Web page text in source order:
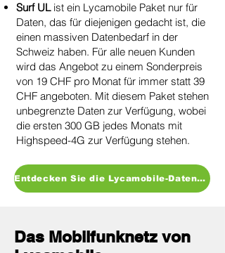
Surf UList ein Lycamobile Paket nur für
Daten, das für diejenigen gedacht ist, die
einen massiven Datenbedarf in der
Schweiz haben. Für alle neuen Kunden
wird das Angebot zu einem Sonderpreis
von 19 CHF pro Monat für immer statt 39
CHF angeboten. Mit diesem Paket stehen
unbegrenzte Daten zur Verfügung, wobei
die ersten 300 GB jedes Monats mit
Highspeed-4G zur Verfügung stehen.
Entdecken Sie die Lycamobile-Datenangebote
Das Mobilfunknetz von